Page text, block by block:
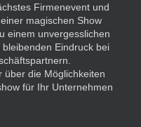
Firmenevent und
magischen Show
einem unvergesslichen
Eindruck bei
über die Möglichkeiten
für Ihr Unternehmen